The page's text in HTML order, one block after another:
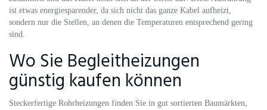
ist etwas energiesparender, da sich nicht das ganze Kabel aufheizt,
sondern nur die Stellen, an denen die Temperaturen entsprechend gering
sind.
Wo Sie Begleitheizungen
günstig kaufen können
Steckerfertige Rohrheizungen finden Sie in gut sortierten Baumärkten,